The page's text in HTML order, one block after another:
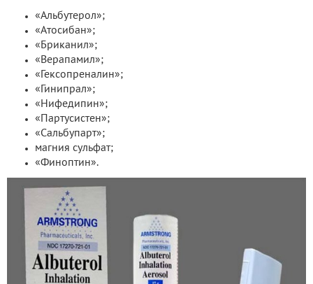
«Альбутерол»;
«Атосибан»;
«Бриканил»;
«Верапамил»;
«Гексопреналин»;
«Гинипрал»;
«Нифедипин»;
«Партусистен»;
«Сальбупарт»;
магния сульфат;
«Финоптин».